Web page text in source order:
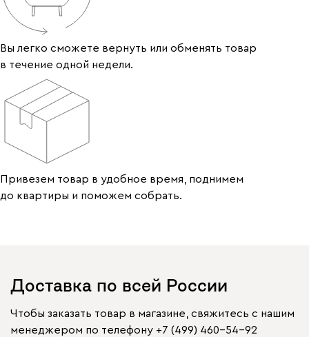
Вы легко сможете вернуть или обменять товар
в течение одной недели.
Привезем товар в удобное время, поднимем
до квартиры и поможем собрать.
Доставка по всей России
Чтобы заказать товар в магазине, свяжитесь с нашим
менеджером по телефону +7 (499) 460-54-92